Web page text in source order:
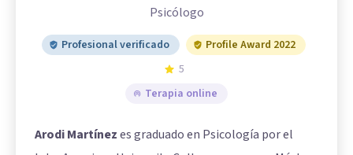
Psicólogo
Profesional verificado
Profile Award 2022
5
Terapia online
Arodi Martínezes graduado en Psicología por el